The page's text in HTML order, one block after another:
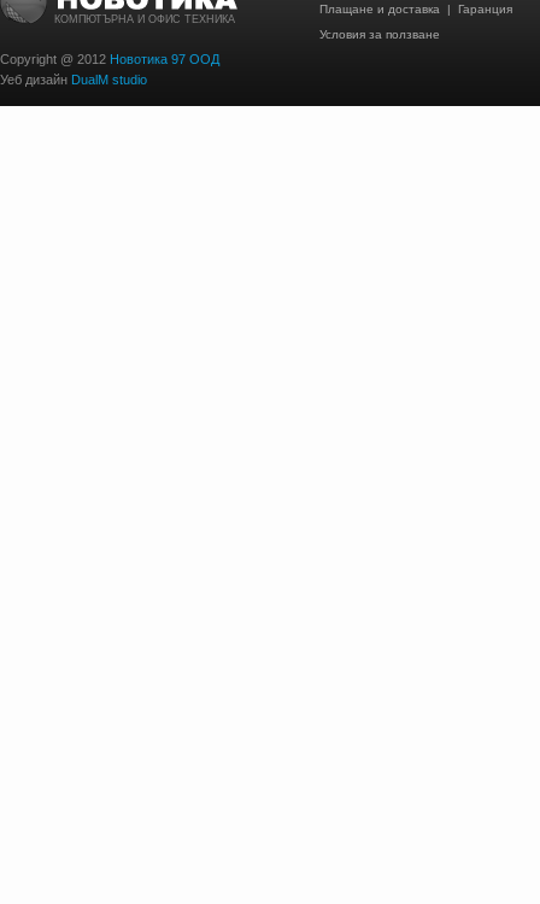
КОМПЮТЪРНА И ОФИС ТЕХНИКА
Copyright @ 2012 Новотика 97 ООД
Уеб дизайн DualM studio
Плащане и доставка | Гаранция
Условия за ползване